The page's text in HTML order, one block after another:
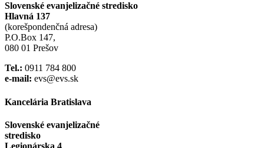
Slovenské evanjelizačné stredisko
Hlavná 137
(korešpondenčná adresa)
P.O.Box 147,
080 01 Prešov
Tel.: 0911 784 800
e-mail: evs@evs.sk
Kancelária Bratislava
Slovenské evanjelizačné
stredisko
Legionárska 4